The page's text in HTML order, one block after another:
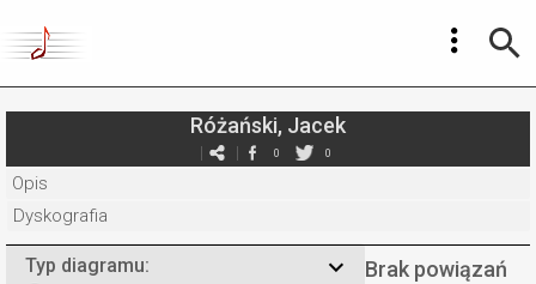
Różański, Jacek
0 0
Opis
Dyskografia
Typ diagramu:
Brak powiązań